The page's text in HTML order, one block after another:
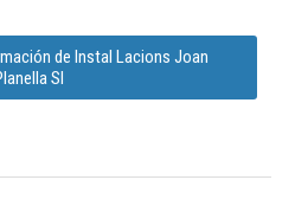
de Instal Lacions Joan
Sl